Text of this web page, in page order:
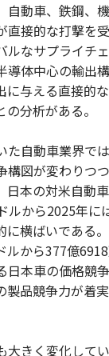
自動車、鉄鋼、
直接的な打撃を
ルなサプライチ
導体中心の輸出
に与える直接的
分析がある。
た自動車業界で
構図が変わりつ
日本の対米自動
ルから2025年に
に横ばいである
ルから377億
日本車の価格競
製品競争力が着
大きく変化して